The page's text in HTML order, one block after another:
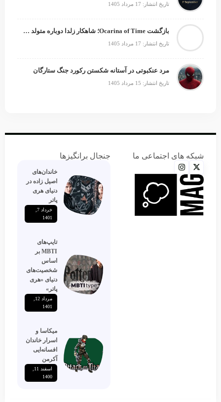
تاریخ انتشار: 17 مرداد 1405
بازگشت Ocarina of Time؛ شاهکار زلدا دوباره متولد می‌شود
تاریخ انتشار: 17 مرداد 1405
مرد عنکبوتی در آستانه شکستن رکورد جنگ ستارگان
تاریخ انتشار: 15 مرداد 1405
شبکه های اجتماعی ما جنجال برانگیزها
خاندان‌های
اصیل زاده‌ در
دنیای هری
پاتر
1401
تایپ‌های
MBTI بر
اساس
شخصیت‌های
دنیای «هری
پاتر»
1401
میکاسا و
اسرار خاندان
افسانه‌ایی
آکرمن
1400